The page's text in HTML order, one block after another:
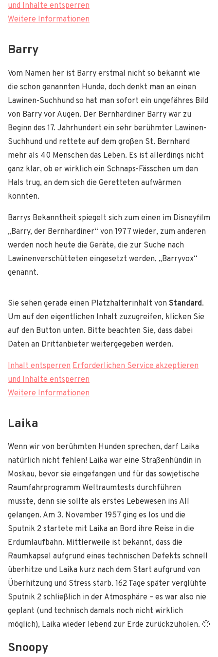
und Inhalte entsperren
Weitere Informationen
Barry
Vom Namen her ist Barry erstmal nicht so bekannt wie
die schon genannten Hunde, doch denkt man an einen
Lawinen-Suchhund so hat man sofort ein ungefähres Bild
von Barry vor Augen. Der Bernhardiner Barry war zu
Beginn des 17. Jahrhundert ein sehr berühmter Lawinen-
Suchhund und rettete auf dem großen St. Bernhard
mehr als 40 Menschen das Leben. Es ist allerdings nicht
ganz klar, ob er wirklich ein Schnaps-Fässchen um den
Hals trug, an dem sich die Geretteten aufwärmen
konnten.
Barrys Bekanntheit spiegelt sich zum einen im Disneyfilm
„Barry, der Bernhardiner“ von 1977 wieder, zum anderen
werden noch heute die Geräte, die zur Suche nach
Lawinenverschütteten eingesetzt werden, „Barryvox“
genannt.
Sie sehen gerade einen Platzhalterinhalt von Standard.
Um auf den eigentlichen Inhalt zuzugreifen, klicken Sie
auf den Button unten. Bitte beachten Sie, dass dabei
Daten an Drittanbieter weitergegeben werden.
Inhalt entsperren Erforderlichen Service akzeptieren
und Inhalte entsperren
Weitere Informationen
Laika
Wenn wir von berühmten Hunden sprechen, darf Laika
natürlich nicht fehlen! Laika war eine Straßenhündin in
Moskau, bevor sie eingefangen und für das sowjetische
Raumfahrprogramm Weltraumtests durchführen
musste, denn sie sollte als erstes Lebewesen ins All
gelangen. Am 3. November 1957 ging es los und die
Sputnik 2 startete mit Laika an Bord ihre Reise in die
Erdumlaufbahn. Mittlerweile ist bekannt, dass die
Raumkapsel aufgrund eines technischen Defekts schnell
überhitze und Laika kurz nach dem Start aufgrund von
Überhitzung und Stress starb. 162 Tage später verglühte
Sputnik 2 schließlich in der Atmosphäre – es war also nie
geplant (und technisch damals noch nicht wirklich
möglich), Laika wieder lebend zur Erde zurückzuholen. 🙁
Snoopy